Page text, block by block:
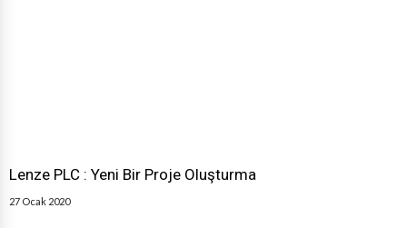
Lenze PLC : Yeni Bir Proje Oluşturma
27 Ocak 2020